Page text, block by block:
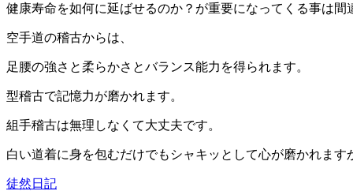
健康寿命を如何に延ばせるのか？が重要になってくる事は間
空手道の稽古からは、
足腰の強さと柔らかさとバランス能力を得られます。
型稽古で記憶力が磨かれます。
組手稽古は無理しなくて大丈夫です。
白い道着に身を包むだけでもシャキッとして心が磨かれます
徒然日記